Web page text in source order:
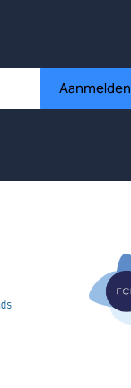
Aanmelden